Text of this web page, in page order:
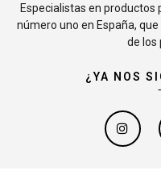
Especialistas en productos
número uno en España,
de los
¿YA NOS